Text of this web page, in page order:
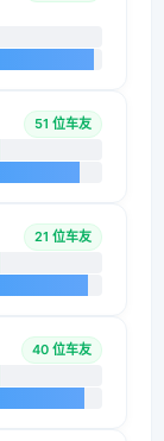
51 位车友
21 位车友
40 位车友